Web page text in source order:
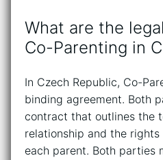
What are the
Co-Parenting in
In Czech Republic, Co-
binding agreement. Both
contract that outlines the
relationship and the
each parent. Both parties